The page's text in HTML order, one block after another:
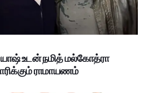
யாஷ் உடன் நமித் மல்கோத்ரா
ராமாயணம்